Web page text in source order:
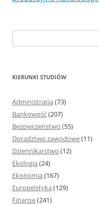
z
KIERUNKI STUDIÓW
Administracja (73)
Bankowość(207)
Bezpieczeństwo (55)
Doradztwo zawodowe(11)
Dziennikarstwo (12)
Ekologia (24)
Ekonomia (167)
Europeistyka (129)
Finanse(241)